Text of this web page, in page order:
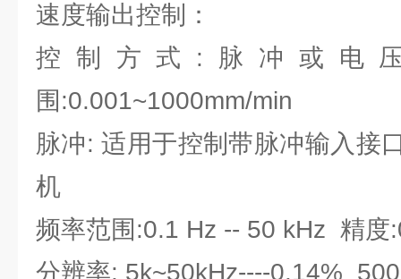
速度输出控制：
控制方式:脉冲或
围:0.001~1000mm/min
脉冲: 适用于控制带脉冲输入接
机
频率范围:0.1 Hz -- 50 kHz 精度
分辨率: 5k~50kHz----0.14%